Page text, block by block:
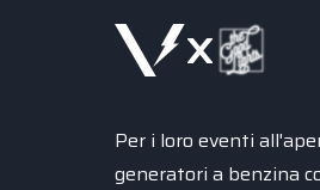
x
Per i loro eventi
generatori a benzina